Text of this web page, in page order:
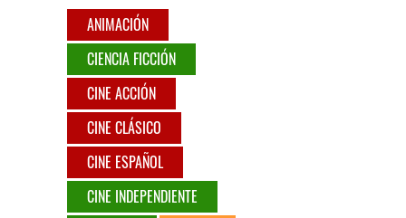
ANIMACIÓN
CIENCIA FICCIÓN
CINE ACCIÓN
CINE CLÁSICO
CINE ESPAÑOL
CINE INDEPENDIENTE